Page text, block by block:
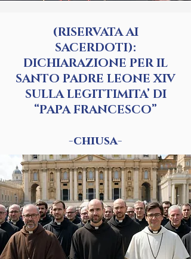
(RISERVATA AI
SACERDOTI):
DICHIARAZIONE PER IL
SANTO PADRE LEONE XIV
SULLA LEGITTIMITA’ DI
“PAPA FRANCESCO”
-chiusa-